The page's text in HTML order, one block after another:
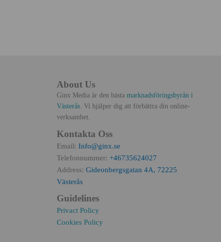
About Us
Ginx Media är den bästa marknadsföringsbyrån i
Västerås. Vi hjälper dig att förbättra din online-
verksamhet.
Kontakta Oss
Email: Info@ginx.se
Telefonnummer: +46735624027
Address: Gideonbergsgatan 4A, 72225
Västerås
Guidelines
Privact Policy
Cookies Policy